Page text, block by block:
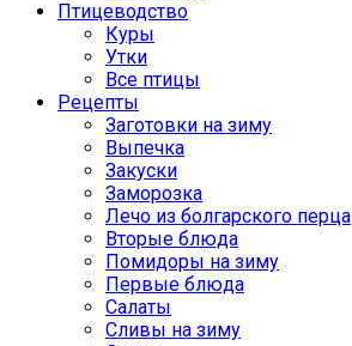
Птицеводство
Куры
Утки
Все птицы
Рецепты
Заготовки на зиму
Выпечка
Закуски
Заморозка
Лечо из болгарского перца
Вторые блюда
Помидоры на зиму
Первые блюда
Салаты
Сливы на зиму